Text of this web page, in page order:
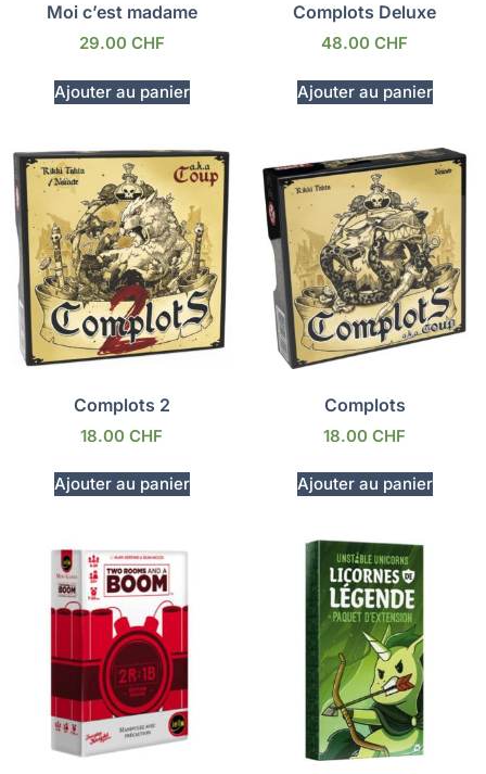
Moi c’est madame
29.00 CHF
Ajouter au panier
Complots Deluxe
48.00 CHF
Ajouter au panier
Complots 2
18.00 CHF
Ajouter au panier
Complots
18.00 CHF
Ajouter au panier